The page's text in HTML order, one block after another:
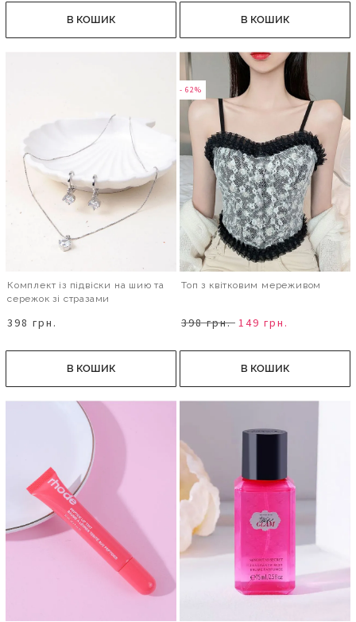
В КОШИК В КОШИК
Комплект із підвіски на шию та
сережок зі стразами
398 грн.
В КОШИК
- 62%
Топ з квітковим мереживом
398 грн. 149 грн.
В КОШИК